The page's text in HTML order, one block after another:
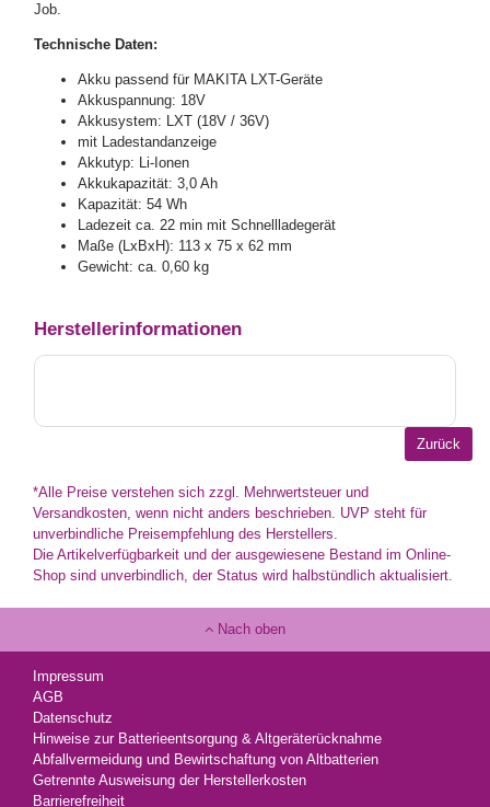
Job.
Technische Daten:
Akku passend für MAKITA LXT-Geräte
Akkuspannung: 18V
Akkusystem: LXT (18V / 36V)
mit Ladestandanzeige
Akkutyp: Li-Ionen
Akkukapazität: 3,0 Ah
Kapazität: 54 Wh
Ladezeit ca. 22 min mit Schnellladegerät
Maße (LxBxH): 113 x 75 x 62 mm
Gewicht: ca. 0,60 kg
Herstellerinformationen
*Alle Preise verstehen sich zzgl. Mehrwertsteuer und
Versandkosten, wenn nicht anders beschrieben. UVP steht für
unverbindliche Preisempfehlung des Herstellers.
Die Artikelverfügbarkeit und der ausgewiesene Bestand im Online-
Shop sind unverbindlich, der Status wird halbstündlich aktualisiert.
Nach oben
Impressum
AGB
Datenschutz
Hinweise zur Batterieentsorgung & Altgeräterücknahme
Abfallvermeidung und Bewirtschaftung von Altbatterien
Getrennte Ausweisung der Herstellerkosten
Barrierefreiheit